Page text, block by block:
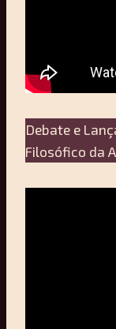
Debate e
Filosófico da